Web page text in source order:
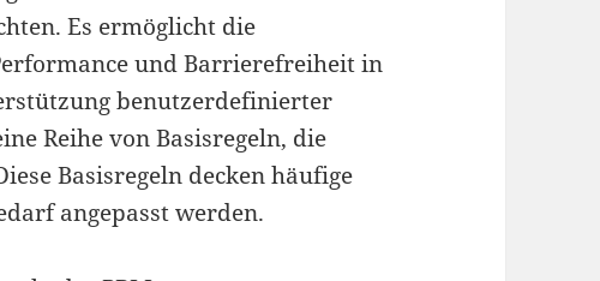
Es ermöglicht die
und Barrierefreiheit in
benutzerdefinierter
Reihe von Basisregeln, die
Basisregeln decken häufige
angepasst werden.